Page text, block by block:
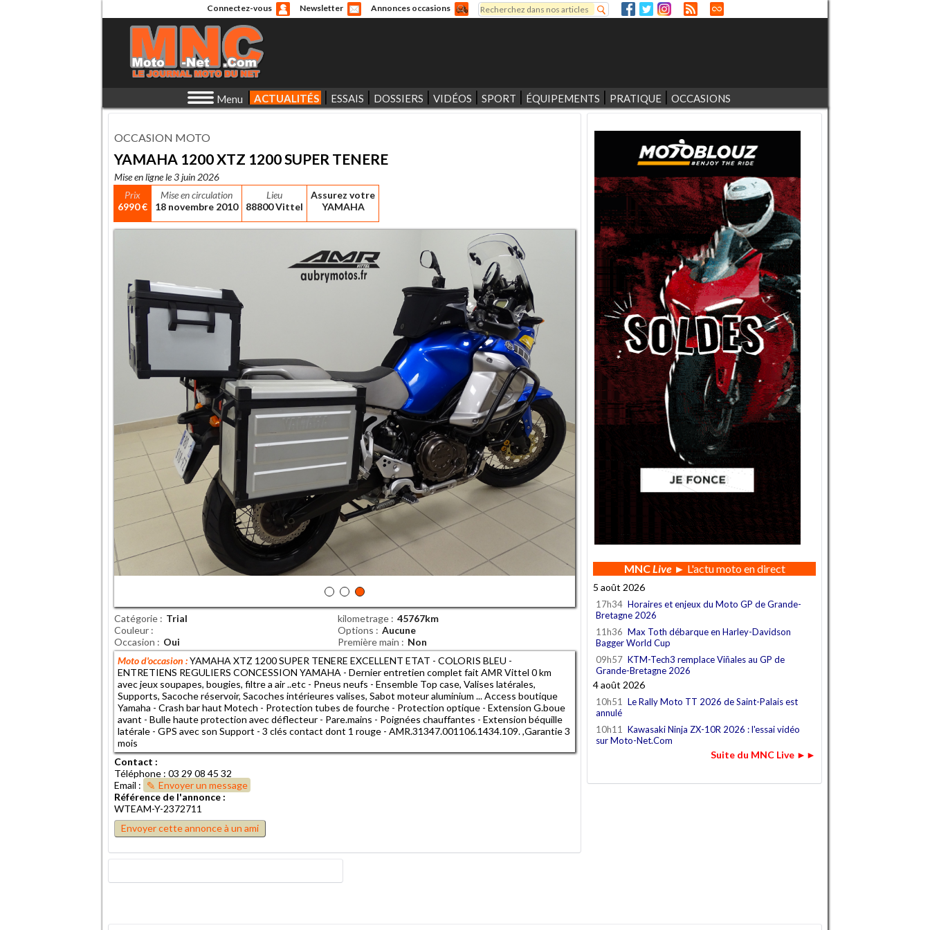
Connectez-vous Newsletter Annonces occasions
Formulaire de recherche
Rechercher
Menu ACTUALITÉS ESSAIS DOSSIERS VIDÉOS SPORT ÉQUIPEMENTS PRATIQUE OCCASIONS
OCCASION MOTO
YAMAHA 1200 XTZ 1200 SUPER TENERE
Mise en ligne le 3 juin 2026
Prix
6990 €
Mise en circulation
18 novembre 2010
Lieu
88800 Vittel
Assurez votre
YAMAHA
Catégorie Trial kilometrage
45767km
Couleur
Options
Aucune
Occasion
Oui Première main
Non
Moto d'occasion :YAMAHA XTZ 1200 SUPER TENERE EXCELLENT ETAT - COLORIS BLEU -
ENTRETIENS REGULIERS CONCESSION YAMAHA - Dernier entretien complet fait AMR Vittel 0 km
avec jeux soupapes, bougies, filtre a air ..etc - Pneus neufs - Ensemble Top case, Valises latérales,
Supports, Sacoche réservoir, Sacoches intérieures valises, Sabot moteur aluminium ... Access boutique
Yamaha - Crash bar haut Motech - Protection tubes de fourche - Protection optique - Extension G.boue
avant - Bulle haute protection avec déflecteur - Pare.mains - Poignées chauffantes - Extension béquille
latérale - GPS avec son Support - 3 clés contact dont 1 rouge - AMR.31347.001106.1434.109. ,Garantie 3
mois
Contact :
Téléphone : 03 29 08 45 32
Email :
Envoyer un message
Référence de l'annonce :
WTEAM-Y-2372711
Envoyer cette annonce à un ami
MNCLive► L'actu moto en direct
5 août 2026
17h34 Horaires et enjeux du Moto GP de Grande-
Bretagne 2026
11h36 Max Toth débarque en Harley-Davidson
Bagger World Cup
09h57 KTM-Tech3 remplace Viñales au GP de
Grande-Bretagne 2026
4 août 2026
10h51 Le Rally Moto TT 2026 de Saint-Palais est
annulé
10h11 Kawasaki Ninja ZX-10R 2026 : l'essai vidéo
sur Moto-Net.Com
Suite du MNC Live ►►